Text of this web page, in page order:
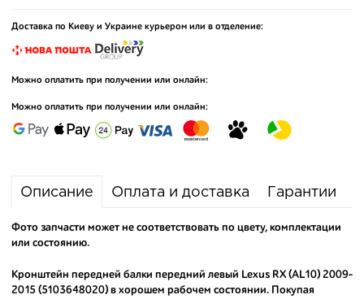
Доставка по Киеву и Украине курьером или в отделение:
Можно оплатить при получении или онлайн:
Можно оплатить при получении или онлайн:
Описание Оплата и доставка Гарантии
Фото запчасти может не соответствовать по цвету, комплектации
или состоянию.
Кронштейн передней балки передний левый Lexus RX (AL10) 2009-
2015 (5103648020) в хорошем рабочем состоянии. Покупая